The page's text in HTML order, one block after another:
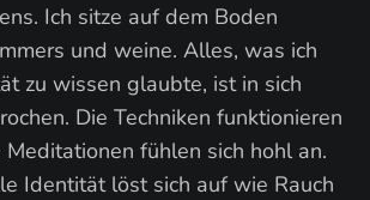
Ich sitze auf dem Boden
und weine. Alles, was ich
zu wissen glaubte, ist in sich
Die Techniken funktionieren
Meditationen fühlen sich hohl an.
Identität löst sich auf wie Rauch